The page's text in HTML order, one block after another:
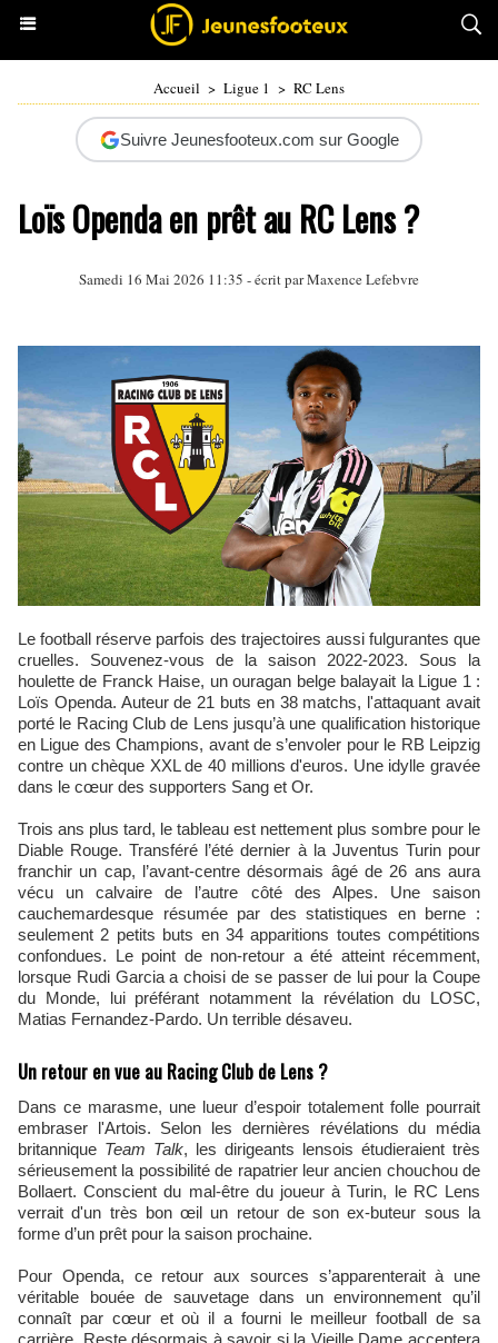
Accueil > Ligue 1 > RC Lens
Suivre Jeunesfooteux.com sur Google
Loïs Openda en prêt au RC Lens ?
Samedi 16 Mai 2026 11:35 - écrit par Maxence Lefebvre
Le football réserve parfois des trajectoires aussi fulgurantes que
cruelles. Souvenez-vous de la saison 2022-2023. Sous la
houlette de Franck Haise, un ouragan belge balayait la Ligue 1 :
Loïs Openda. Auteur de 21 buts en 38 matchs, l'attaquant avait
porté le Racing Club de Lens jusqu’à une qualification historique
en Ligue des Champions, avant de s’envoler pour le RB Leipzig
contre un chèque XXL de 40 millions d'euros. Une idylle gravée
dans le cœur des supporters Sang et Or.
Trois ans plus tard, le tableau est nettement plus sombre pour le
Diable Rouge. Transféré l’été dernier à la Juventus Turin pour
franchir un cap, l’avant-centre désormais âgé de 26 ans aura
vécu un calvaire de l’autre côté des Alpes. Une saison
cauchemardesque résumée par des statistiques en berne :
seulement 2 petits buts en 34 apparitions toutes compétitions
confondues. Le point de non-retour a été atteint récemment,
lorsque Rudi Garcia a choisi de se passer de lui pour la Coupe
du Monde, lui préférant notamment la révélation du LOSC,
Matias Fernandez-Pardo. Un terrible désaveu.
Un retour en vue au Racing Club de Lens ?
Dans ce marasme, une lueur d’espoir totalement folle pourrait
embraser l'Artois. Selon les dernières révélations du média
britannique Team Talk, les dirigeants lensois étudieraient très
sérieusement la possibilité de rapatrier leur ancien chouchou de
Bollaert. Conscient du mal-être du joueur à Turin, le RC Lens
verrait d'un très bon œil un retour de son ex-buteur sous la
forme d’un prêt pour la saison prochaine.
Pour Openda, ce retour aux sources s’apparenterait à une
véritable bouée de sauvetage dans un environnement qu’il
connaît par cœur et où il a fourni le meilleur football de sa
carrière. Reste désormais à savoir si la Vieille Dame acceptera